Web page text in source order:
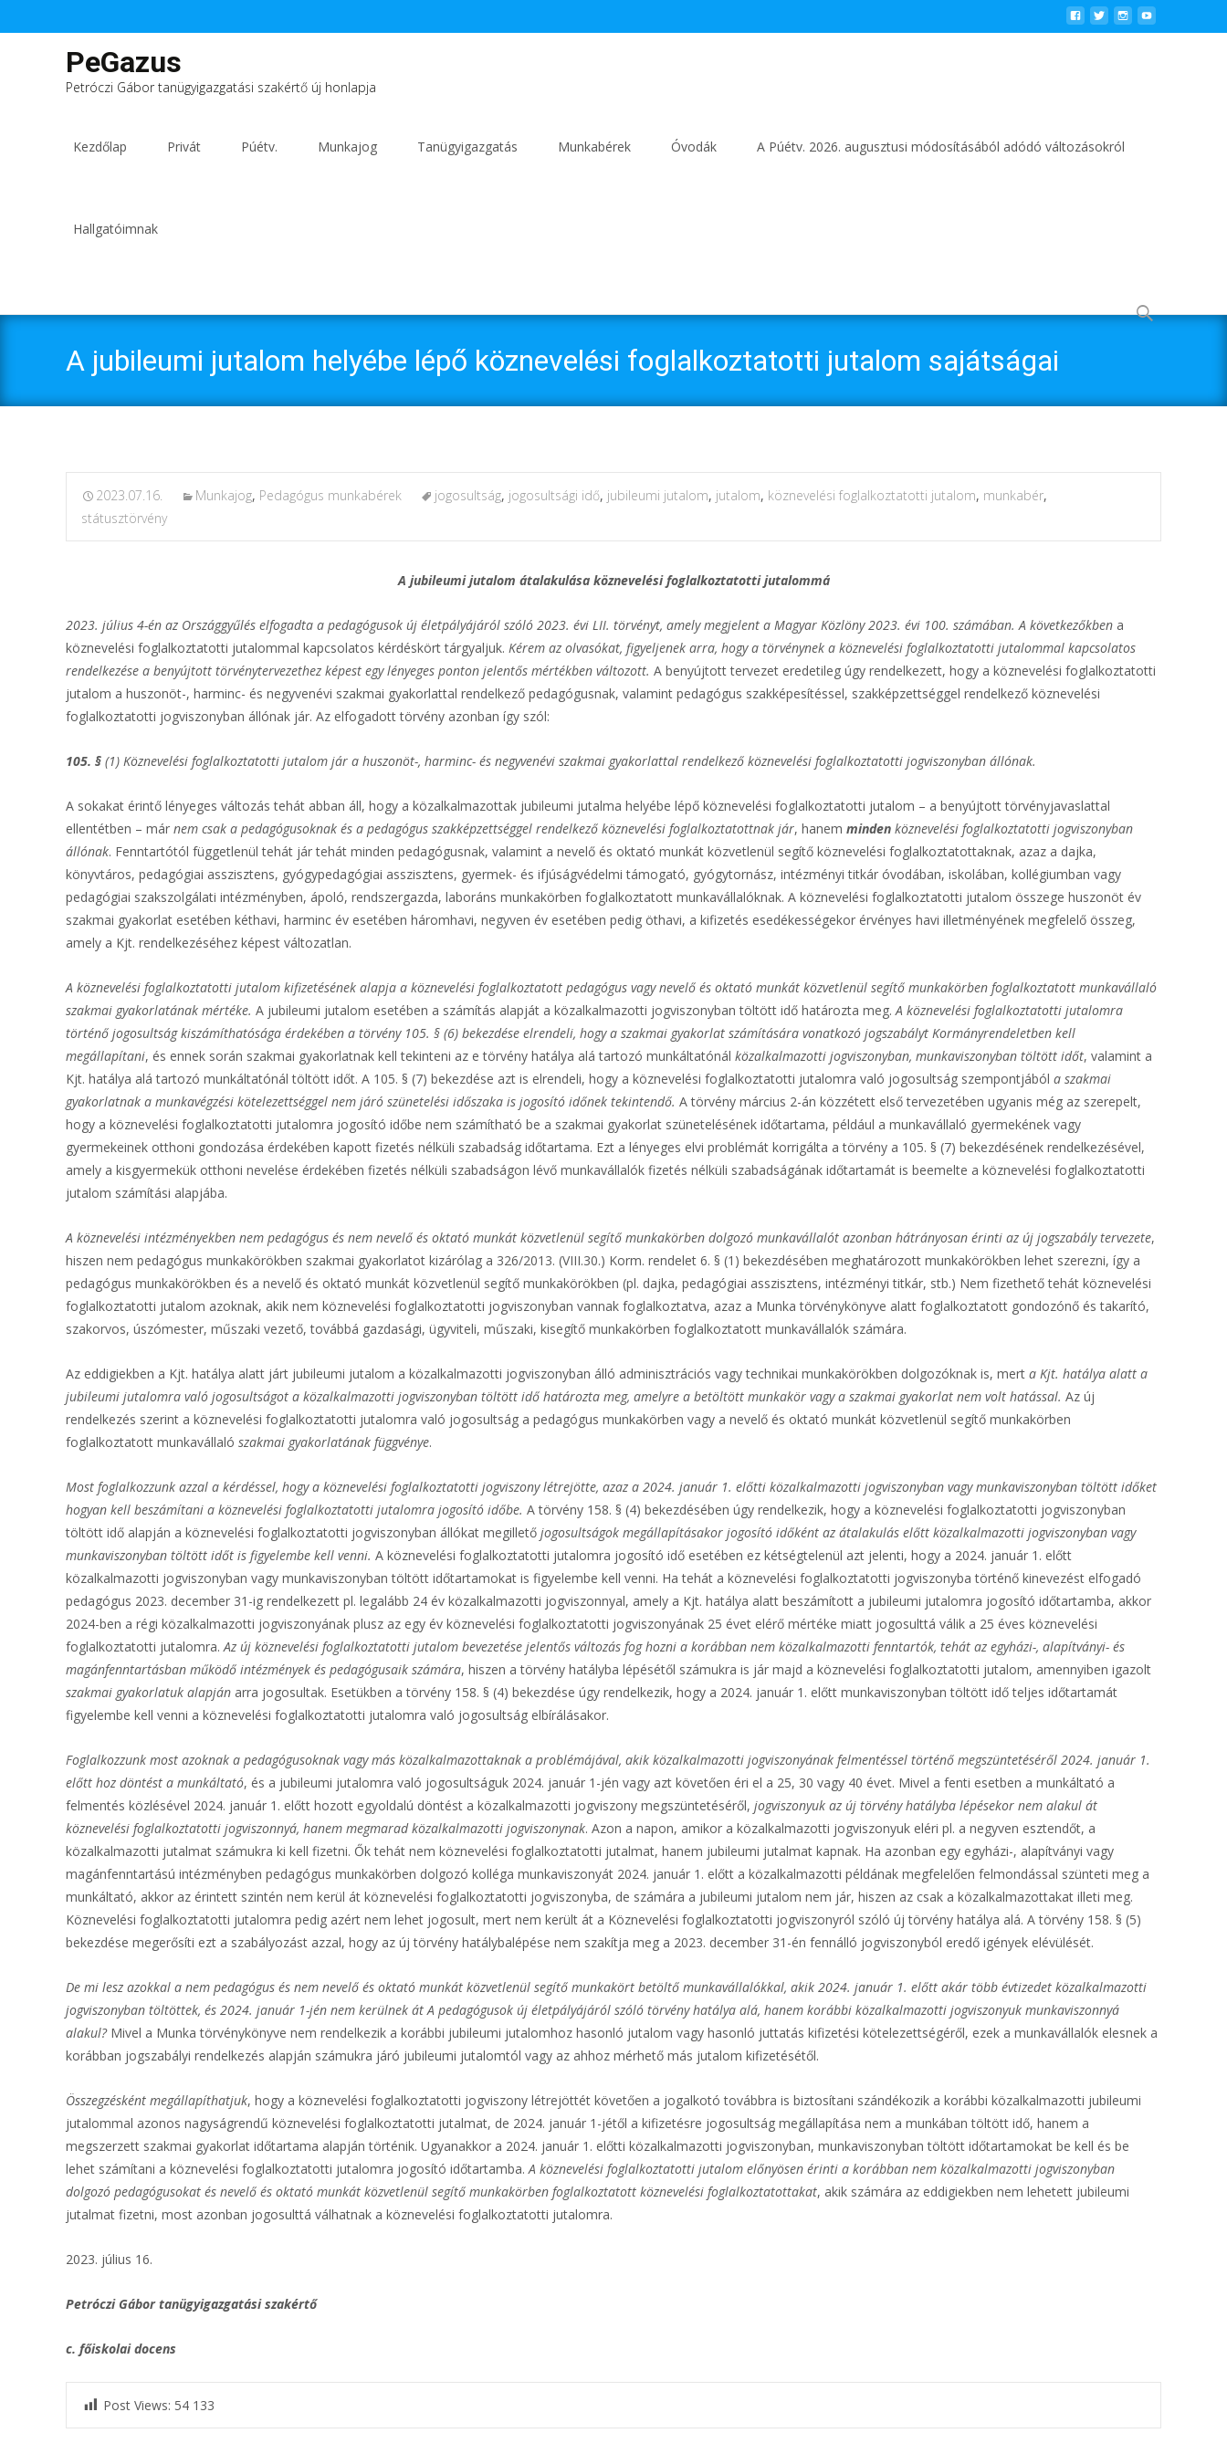
PeGazus
Petróczi Gábor tanügyigazgatási szakértő új honlapja
Kezdőlap Privát Púétv. Munkajog Tanügyigazgatás Munkabérek Óvodák A Púétv. 2026. augusztusi módosításából adódó változásokról
Hallgatóimnak
Keresés
erre:
A jubileumi jutalom helyébe lépő köznevelési foglalkoztatotti jutalom sajátságai
2023.07.16. Munkajog, Pedagógus munkabérek jogosultság, jogosultsági idő, jubileumi jutalom, jutalom, köznevelési foglalkoztatotti jutalom, munkabér,
státusztörvény
A jubileumi jutalom átalakulása köznevelési foglalkoztatotti jutalommá
2023. július 4-én az Országgyűlés elfogadta a pedagógusok új életpályájáról szóló 2023. évi LII. törvényt, amely megjelent a Magyar Közlöny 2023. évi 100. számában. A következőkben a
köznevelési foglalkoztatotti jutalommal kapcsolatos kérdéskört tárgyaljuk. Kérem az olvasókat, figyeljenek arra, hogy a törvénynek a köznevelési foglalkoztatotti jutalommal kapcsolatos
rendelkezése a benyújtott törvénytervezethez képest egy lényeges ponton jelentős mértékben változott. A benyújtott tervezet eredetileg úgy rendelkezett, hogy a köznevelési foglalkoztatotti
jutalom a huszonöt-, harminc- és negyvenévi szakmai gyakorlattal rendelkező pedagógusnak, valamint pedagógus szakképesítéssel, szakképzettséggel rendelkező köznevelési
foglalkoztatotti jogviszonyban állónak jár. Az elfogadott törvény azonban így szól:
105. § (1) Köznevelési foglalkoztatotti jutalom jár a huszonöt-, harminc- és negyvenévi szakmai gyakorlattal rendelkező köznevelési foglalkoztatotti jogviszonyban állónak.
A sokakat érintő lényeges változás tehát abban áll, hogy a közalkalmazottak jubileumi jutalma helyébe lépő köznevelési foglalkoztatotti jutalom – a benyújtott törvényjavaslattal
ellentétben – már nem csak a pedagógusoknak és a pedagógus szakképzettséggel rendelkező köznevelési foglalkoztatottnak jár, hanem minden köznevelési foglalkoztatotti jogviszonyban
állónak. Fenntartótól függetlenül tehát jár tehát minden pedagógusnak, valamint a nevelő és oktató munkát közvetlenül segítő köznevelési foglalkoztatottaknak, azaz a dajka,
könyvtáros, pedagógiai asszisztens, gyógypedagógiai asszisztens, gyermek- és ifjúságvédelmi támogató, gyógytornász, intézményi titkár óvodában, iskolában, kollégiumban vagy
pedagógiai szakszolgálati intézményben, ápoló, rendszergazda, laboráns munkakörben foglalkoztatott munkavállalóknak. A köznevelési foglalkoztatotti jutalom összege huszonöt év
szakmai gyakorlat esetében kéthavi, harminc év esetében háromhavi, negyven év esetében pedig öthavi, a kifizetés esedékességekor érvényes havi illetményének megfelelő összeg,
amely a Kjt. rendelkezéséhez képest változatlan.
A köznevelési foglalkoztatotti jutalom kifizetésének alapja a köznevelési foglalkoztatott pedagógus vagy nevelő és oktató munkát közvetlenül segítő munkakörben foglalkoztatott munkavállaló
szakmai gyakorlatának mértéke. A jubileumi jutalom esetében a számítás alapját a közalkalmazotti jogviszonyban töltött idő határozta meg.A köznevelési foglalkoztatotti jutalomra
történő jogosultság kiszámíthatósága érdekében a törvény 105. § (6) bekezdése elrendeli, hogy a szakmai gyakorlat számítására vonatkozó jogszabályt Kormányrendeletben kell
megállapítani, és ennek során szakmai gyakorlatnak kell tekinteni az e törvény hatálya alá tartozó munkáltatónál közalkalmazotti jogviszonyban, munkaviszonyban töltött időt, valamint a
Kjt. hatálya alá tartozó munkáltatónál töltött időt. A 105. § (7) bekezdése azt is elrendeli, hogy a köznevelési foglalkoztatotti jutalomra való jogosultság szempontjából a szakmai
gyakorlatnak a munkavégzési kötelezettséggel nem járó szünetelési időszaka is jogosító időnek tekintendő. A törvény március 2-án közzétett első tervezetében ugyanis még az szerepelt,
hogy a köznevelési foglalkoztatotti jutalomra jogosító időbe nem számítható be a szakmai gyakorlat szünetelésének időtartama, például a munkavállaló gyermekének vagy
gyermekeinek otthoni gondozása érdekében kapott fizetés nélküli szabadság időtartama. Ezt a lényeges elvi problémát korrigálta a törvény a 105. § (7) bekezdésének rendelkezésével,
amely a kisgyermekük otthoni nevelése érdekében fizetés nélküli szabadságon lévő munkavállalók fizetés nélküli szabadságának időtartamát is beemelte a köznevelési foglalkoztatotti
jutalom számítási alapjába.
A köznevelési intézményekben nem pedagógus és nem nevelő és oktató munkát közvetlenül segítő munkakörben dolgozó munkavállalót azonban hátrányosan érinti az új jogszabály tervezete,
hiszen nem pedagógus munkakörökben szakmai gyakorlatot kizárólag a 326/2013. (VIII.30.) Korm. rendelet 6. § (1) bekezdésében meghatározott munkakörökben lehet szerezni, így a
pedagógus munkakörökben és a nevelő és oktató munkát közvetlenül segítő munkakörökben (pl. dajka, pedagógiai asszisztens, intézményi titkár, stb.) Nem fizethető tehát köznevelési
foglalkoztatotti jutalom azoknak, akik nem köznevelési foglalkoztatotti jogviszonyban vannak foglalkoztatva, azaz a Munka törvénykönyve alatt foglalkoztatott gondozónő és takarító,
szakorvos, úszómester, műszaki vezető, továbbá gazdasági, ügyviteli, műszaki, kisegítő munkakörben foglalkoztatott munkavállalók számára.
Az eddigiekben a Kjt. hatálya alatt járt jubileumi jutalom a közalkalmazotti jogviszonyban álló adminisztrációs vagy technikai munkakörökben dolgozóknak is, mert a Kjt. hatálya alatt a
jubileumi jutalomra való jogosultságot a közalkalmazotti jogviszonyban töltött idő határozta meg, amelyre a betöltött munkakör vagy a szakmai gyakorlat nem volt hatással. Az új
rendelkezés szerint a köznevelési foglalkoztatotti jutalomra való jogosultság a pedagógus munkakörben vagy a nevelő és oktató munkát közvetlenül segítő munkakörben
foglalkoztatott munkavállaló szakmai gyakorlatának függvénye.
Most foglalkozzunk azzal a kérdéssel, hogy a köznevelési foglalkoztatotti jogviszony létrejötte, azaz a 2024. január 1. előtti közalkalmazotti jogviszonyban vagy munkaviszonyban töltött időket
hogyan kell beszámítani a köznevelési foglalkoztatotti jutalomra jogosító időbe. A törvény 158. § (4) bekezdésében úgy rendelkezik, hogy a köznevelési foglalkoztatotti jogviszonyban
töltött idő alapján a köznevelési foglalkoztatotti jogviszonyban állókat megillető jogosultságok megállapításakor jogosító időként az átalakulás előtt közalkalmazotti jogviszonyban vagy
munkaviszonyban töltött időt is figyelembe kell venni. A köznevelési foglalkoztatotti jutalomra jogosító idő esetében ez kétségtelenül azt jelenti, hogy a 2024. január 1. előtt
közalkalmazotti jogviszonyban vagy munkaviszonyban töltött időtartamokat is figyelembe kell venni. Ha tehát a köznevelési foglalkoztatotti jogviszonyba történő kinevezést elfogadó
pedagógus 2023. december 31-ig rendelkezett pl. legalább 24 év közalkalmazotti jogviszonnyal, amely a Kjt. hatálya alatt beszámított a jubileumi jutalomra jogosító időtartamba, akkor
2024-ben a régi közalkalmazotti jogviszonyának plusz az egy év köznevelési foglalkoztatotti jogviszonyának 25 évet elérő mértéke miatt jogosulttá válik a 25 éves köznevelési
foglalkoztatotti jutalomra.Az új köznevelési foglalkoztatotti jutalom bevezetése jelentős változás fog hozni a korábban nem közalkalmazotti fenntartók, tehát az egyházi-, alapítványi- és
magánfenntartásban működő intézmények és pedagógusaik számára, hiszen a törvény hatályba lépésétől számukra is jár majd a köznevelési foglalkoztatotti jutalom, amennyiben igazolt
szakmai gyakorlatuk alapján arra jogosultak. Esetükben a törvény 158. § (4) bekezdése úgy rendelkezik, hogy a 2024. január 1. előtt munkaviszonyban töltött idő teljes időtartamát
figyelembe kell venni a köznevelési foglalkoztatotti jutalomra való jogosultság elbírálásakor.
Foglalkozzunk most azoknak a pedagógusoknak vagy más közalkalmazottaknak a problémájával, akik közalkalmazotti jogviszonyának felmentéssel történő megszüntetéséről 2024. január 1.
előtt hoz döntést a munkáltató, és a jubileumi jutalomra való jogosultságuk 2024. január 1-jén vagy azt követően éri el a 25, 30 vagy 40 évet. Mivel a fenti esetben a munkáltató a
felmentés közlésével 2024. január 1. előtt hozott egyoldalú döntést a közalkalmazotti jogviszony megszüntetéséről, jogviszonyuk az új törvény hatályba lépésekor nem alakul át
köznevelési foglalkoztatotti jogviszonnyá, hanem megmarad közalkalmazotti jogviszonynak. Azon a napon, amikor a közalkalmazotti jogviszonyuk eléri pl. a negyven esztendőt, a
közalkalmazotti jutalmat számukra ki kell fizetni. Ők tehát nem köznevelési foglalkoztatotti jutalmat, hanem jubileumi jutalmat kapnak. Ha azonban egy egyházi-, alapítványi vagy
magánfenntartású intézményben pedagógus munkakörben dolgozó kolléga munkaviszonyát 2024. január 1. előtt a közalkalmazotti példának megfelelően felmondással szünteti meg a
munkáltató, akkor az érintett szintén nem kerül át köznevelési foglalkoztatotti jogviszonyba, de számára a jubileumi jutalom nem jár, hiszen az csak a közalkalmazottakat illeti meg.
Köznevelési foglalkoztatotti jutalomra pedig azért nem lehet jogosult, mert nem került át a Köznevelési foglalkoztatotti jogviszonyról szóló új törvény hatálya alá. A törvény 158. § (5)
bekezdése megerősíti ezt a szabályozást azzal, hogy az új törvény hatálybalépése nem szakítja meg a 2023. december 31-én fennálló jogviszonyból eredő igények elévülését.
De mi lesz azokkal a nem pedagógus és nem nevelő és oktató munkát közvetlenül segítő munkakört betöltő munkavállalókkal, akik 2024. január 1. előtt akár több évtizedet közalkalmazotti
jogviszonyban töltöttek, és 2024. január 1-jén nem kerülnek át A pedagógusok új életpályájáról szóló törvény hatálya alá, hanem korábbi közalkalmazotti jogviszonyuk munkaviszonnyá
alakul? Mivel a Munka törvénykönyve nem rendelkezik a korábbi jubileumi jutalomhoz hasonló jutalom vagy hasonló juttatás kifizetési kötelezettségéről, ezek a munkavállalók elesnek a
korábban jogszabályi rendelkezés alapján számukra járó jubileumi jutalomtól vagy az ahhoz mérhető más jutalom kifizetésétől.
Összegzésként megállapíthatjuk, hogy a köznevelési foglalkoztatotti jogviszony létrejöttét követően a jogalkotó továbbra is biztosítani szándékozik a korábbi közalkalmazotti jubileumi
jutalommal azonos nagyságrendű köznevelési foglalkoztatotti jutalmat, de 2024. január 1-jétől a kifizetésre jogosultság megállapítása nem a munkában töltött idő, hanem a
megszerzett szakmai gyakorlat időtartama alapján történik. Ugyanakkor a 2024. január 1. előtti közalkalmazotti jogviszonyban, munkaviszonyban töltött időtartamokat be kell és be
lehet számítani a köznevelési foglalkoztatotti jutalomra jogosító időtartamba.A köznevelési foglalkoztatotti jutalom előnyösen érinti a korábban nem közalkalmazotti jogviszonyban
dolgozó pedagógusokat és nevelő és oktató munkát közvetlenül segítő munkakörben foglalkoztatott köznevelési foglalkoztatottakat, akik számára az eddigiekben nem lehetett jubileumi
jutalmat fizetni, most azonban jogosulttá válhatnak a köznevelési foglalkoztatotti jutalomra.
2023. július 16.
Petróczi Gábor tanügyigazgatási szakértő
c. főiskolai docens
Post Views: 54 133